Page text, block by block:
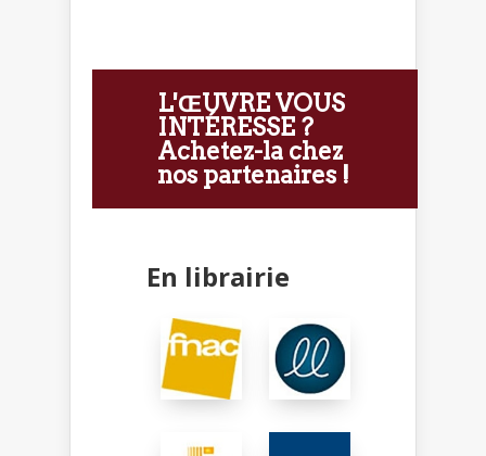
L'ŒUVRE VOUS
INTÉRESSE ?
Achetez-la chez
nos partenaires !
En librairie